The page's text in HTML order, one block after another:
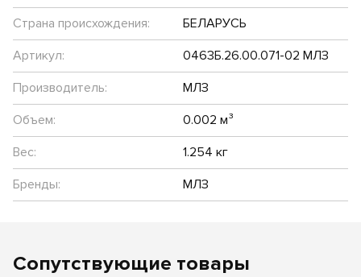
Страна происхождения:
БЕЛАРУСЬ
Артикул:
0463Б.26.00.071-02 МЛЗ
Производитель:
МЛЗ
Объем:
0.002 м³
Вес:
1.254 кг
Бренды:
МЛЗ
Сопутствующие товары